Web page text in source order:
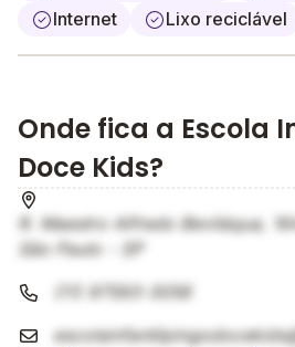
Internet
Lixo reciclável
Onde fica a Escola
Doce Kids?
R. Maestro Alfredo Beviláqua,
São Paulo - SP
(11) 97593-3056